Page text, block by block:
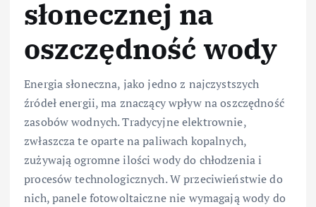
słonecznej na
oszczędność wody
Energia słoneczna, jako jedno z najczystszych
źródeł energii, ma znaczący wpływ na oszczędność
zasobów wodnych. Tradycyjne elektrownie,
zwłaszcza te oparte na paliwach kopalnych,
zużywają ogromne ilości wody do chłodzenia i
procesów technologicznych. W przeciwieństwie do
nich, panele fotowoltaiczne nie wymagają wody do